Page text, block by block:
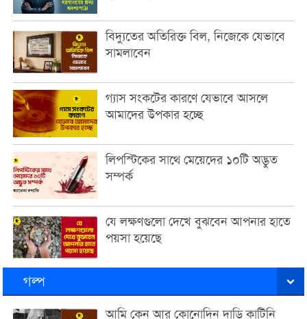
বিদ্যুতের অতিরিক্ত বিল, নিজেকে যেভাবে
সামলাবেন
গ্যাস সংকটের কারণে যেভাবে আসলে
আমাদের উপকার হচ্ছে
লিপস্টিকের সাথে মেয়েদের ১০টি অদ্ভুত
সম্পর্ক
যে লক্ষণগুলো দেখে বুঝবেন আপনার হাতে
পয়সা হয়েছে
গল্প
আমি কেন আর কোনোদিন দাড়ি কাটিনি